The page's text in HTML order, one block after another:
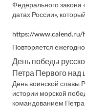
Федерального закона
датах России»,
https://
Повторяется ежегодно
День победы
Петра Первого над
День воинской славы
истории морской
командованием